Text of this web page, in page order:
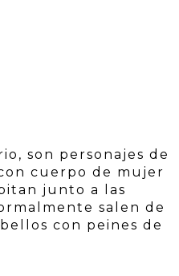
son personajes de
cuerpo de mujer
junto a las
salen de
con peines de